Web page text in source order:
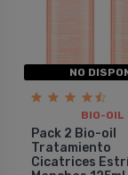
NO
BIO-OIL
Pack 2 Bio-oil
Tratamiento
Cicatrices